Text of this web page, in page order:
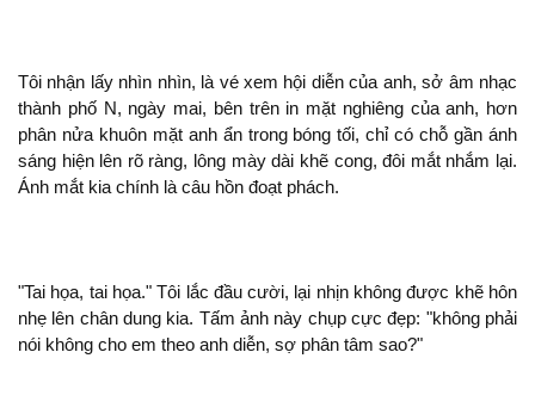
Tôi nhận lấy nhìn nhìn, là vé xem hội diễn của , sở
nhạc
thành phố N, ngày mai, bên
in mặt nghiêng của
, hơn
phân nửa khuôn mặt
trong bóng tối, chỉ có chỗ gần ánh
sáng
lên
ràng, lông mày dài khẽ cong, đôi mắt nhắm lại.
Ánh mắt kia chính là câu hồn đoạt phách.
"Tai họa, tai họa." Tôi lắc đầu cười, lại nhịn
được khẽ hôn
lên chân dung kia. Tấm ảnh này chụp cực đẹp: "
phải
cho em theo
diễn, sợ phân tâm sao?"